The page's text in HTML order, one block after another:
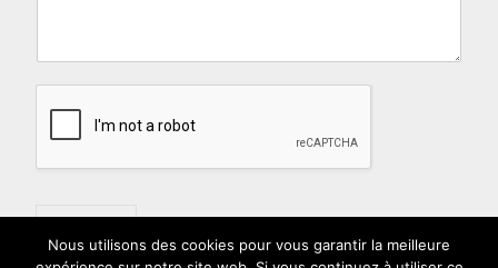
Nous utilisons des cookies pour vous garantir la meilleure